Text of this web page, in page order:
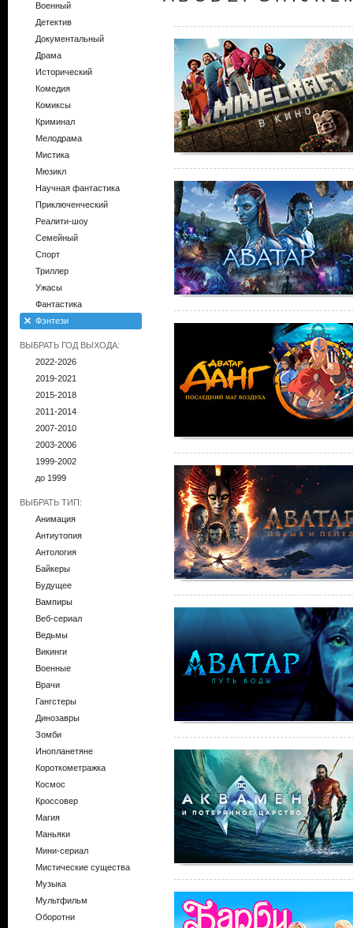
Военный
Детектив
Документальный
Драма
Исторический
Комедия
Комиксы
Криминал
Мелодрама
Мистика
Мюзикл
Научная фантастика
Приключенческий
Реалити-шоу
Семейный
Спорт
Триллер
Ужасы
Фантастика
Фэнтези
ВЫБРАТЬ ГОД ВЫХОДА:
2022-2026
2019-2021
2015-2018
2011-2014
2007-2010
2003-2006
1999-2002
до 1999
ВЫБРАТЬ ТИП:
Анимация
Антиутопия
Антология
Байкеры
Будущее
Вампиры
Веб-сериал
Ведьмы
Викинги
Военные
Врачи
Гангстеры
Динозавры
Зомби
Инопланетяне
Короткометражка
Космос
Кроссовер
Магия
Маньяки
Мини-сериал
Мистические существа
Музыка
Мультфильм
Оборотни